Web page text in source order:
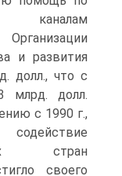
каналам
и развития
долл., что с
млрд. долл.
с 1990 г.,
стран
своего